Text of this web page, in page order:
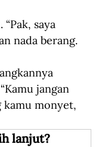
saya
nada berang.
jangan
kamu monyet,
lanjut?